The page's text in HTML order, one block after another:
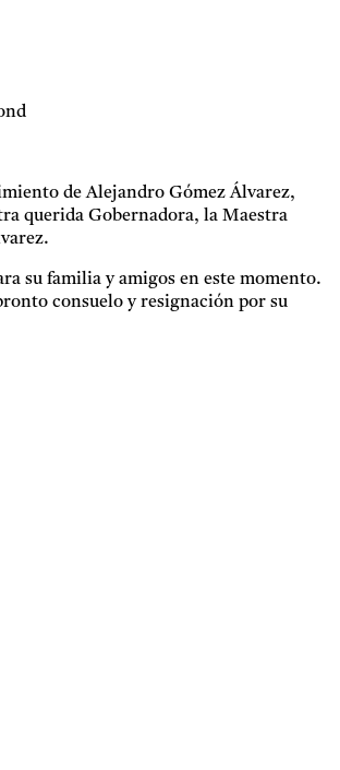
de Alejandro Gómez Álvarez,
querida Gobernadora, la Maestra
su familia y amigos en este momento.
consuelo y resignación por su